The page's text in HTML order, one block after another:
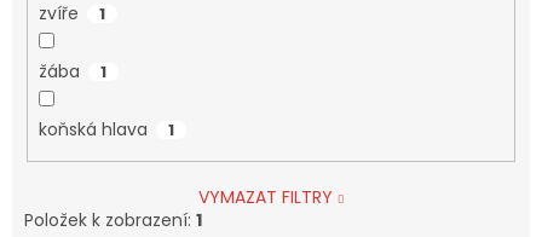
zvíře 1
žába 1
koňská hlava 1
VYMAZAT FILTRY
Položek k zobrazení: 1